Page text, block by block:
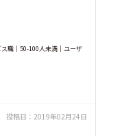
職｜50-100人未満｜ユーザ
投稿日： 2019年02月24日